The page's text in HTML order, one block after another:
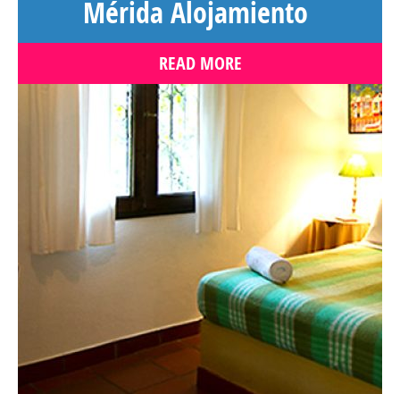
Mérida Alojamiento
READ MORE